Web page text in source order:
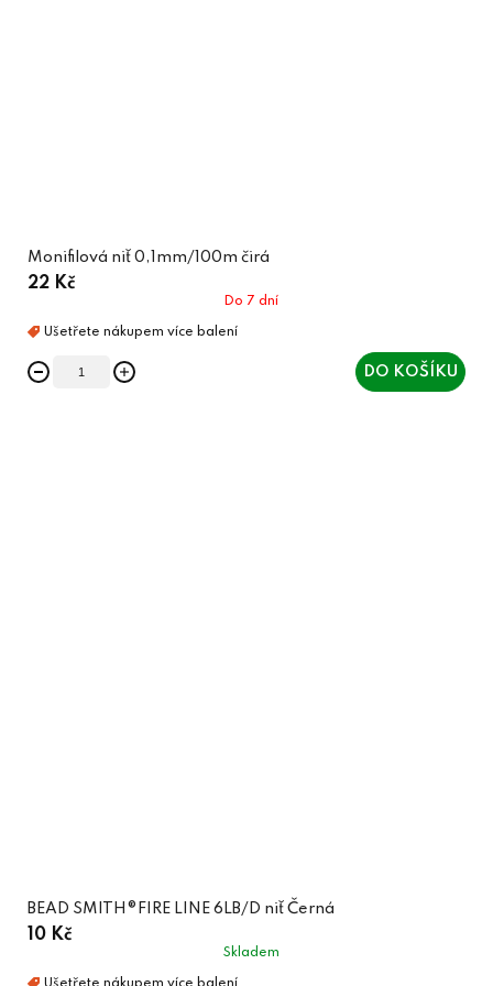
Monifilová niť 0,1mm/100m čirá
22 Kč
Do 7 dní
DO KOŠÍKU
BEAD SMITH®FIRE LINE 6LB/D niť Černá
10 Kč
Skladem